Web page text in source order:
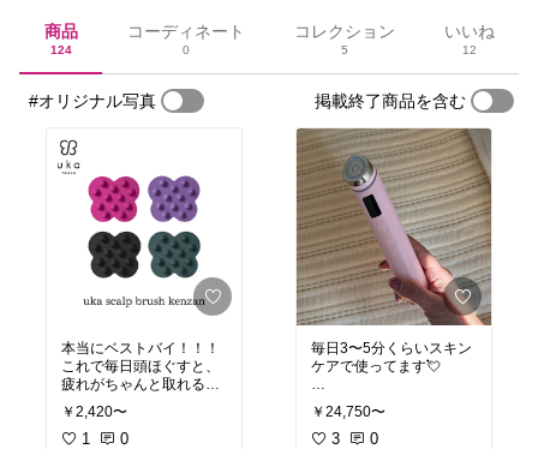
商品
124
コーディネート
0
コレクション
5
いいね
12
#オリジナル写真 掲載終了商品を含む
本当にベストバイ！！！
これで毎日頭ほぐすと、
疲れがちゃんと取れる
し、肩こりや眼精疲労に
も効く☺︎シャンプーの時
も使えるよ🫧
￥2,420〜
1 0
毎日3〜5分くらいスキン
ケアで使ってます💘
#オリジナル写真
視 #ベストコスメ
￥24,750〜
3 0